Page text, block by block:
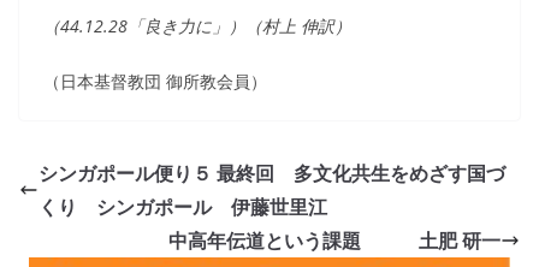
（44.12.28「良き力に」）（村上 伸訳）
（日本基督教団 御所教会員）
シンガポール便り５ 最終回 多文化共生をめざす国づ
くり シンガポール 伊藤世里江
中高年伝道という課題 土肥 研一